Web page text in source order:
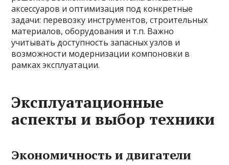
аксессуаров и оптимизация под конкретные
задачи: перевозку инструментов, строительных
материалов, оборудования и т.п. Важно
учитывать доступность запасных узлов и
возможности модернизации компоновки в
рамках эксплуатации.
Эксплуатационные
аспекты и выбор техники
Экономичность и двигатели